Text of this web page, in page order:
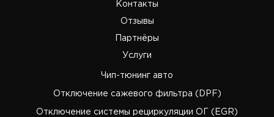
Услуги
Чип-тюнинг авто
Отключение сажевого фильтра (DPF)
Отключение системы рециркуляции ОГ (EGR)
Партнёры
Отзывы
Контакты